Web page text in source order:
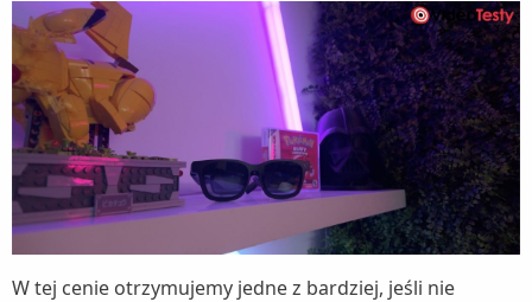
W tej cenie otrzymujemy jedne z bardziej, jeśli nie